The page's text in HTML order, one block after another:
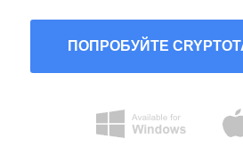
ПОПРОБУЙТЕ